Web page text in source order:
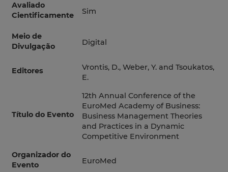
Avaliado
Cientificamente
Sim
Meio de
Divulgação
Digital
Editores
Vrontis, D., Weber, Y. and Tsoukatos,
E.
Título do Evento
12th Annual Conference of the
EuroMed Academy of Business:
Business Management Theories
and Practices in a Dynamic
Competitive Environment
Organizador do
Evento
EuroMed